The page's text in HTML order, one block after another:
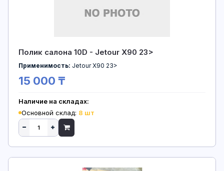
Полик салона 10D - Jetour X90 23>
Применимость: Jetour X90 23>
15 000 ₸
Наличие на складах:
Основной склад: 8 шт